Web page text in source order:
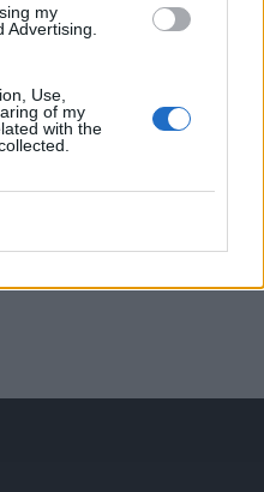
my
Advertising.
Use,
of my
with the